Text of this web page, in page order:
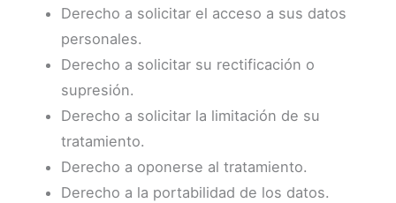
Derecho a solicitar el acceso a sus datos
personales.
Derecho a solicitar su rectificación o
supresión.
Derecho a solicitar la limitación de su
tratamiento.
Derecho a oponerse al tratamiento.
Derecho a la portabilidad de los datos.